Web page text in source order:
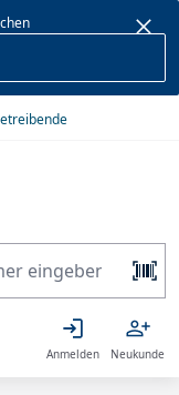
Anmelden Neukunde